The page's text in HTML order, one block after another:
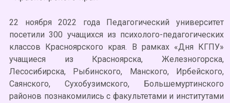
22 ноября 2022 года Педагогический университет
посетили 300 учащихся из психолого-педагогических
классов Красноярского края. В рамках «Дня КГПУ»
учащиеся из Красноярска, Железногорска,
Лесосибирска, Рыбинского, Манского, Ирбейского,
Саянского, Сухобузимского, Большемуртинского
районов познакомились с факультетами и институтами